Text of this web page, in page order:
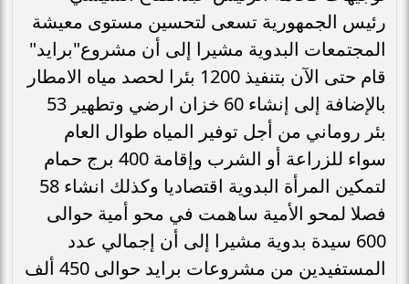
رئيس الجمهورية تسعى لتحسين مستوى معيشة
المجتمعات البدوية مشيرا إلى أن مشروع"برايد"
قام حتى الآن بتنفيذ 1200 بئرا لحصد مياه الامطار
بالإضافة إلى إنشاء 60 خزان ارضي وتطهير 53
بئر روماني من أجل توفير المياه طوال العام
سواء للزراعة أو الشرب وإقامة 400 برج حمام
لتمكين المرأة البدوية اقتصاديا وكذلك انشاء 58
فصلا لمحو الأمية ساهمت في محو أمية حوالى
600 سيدة بدوية مشيرا إلى أن إجمالي عدد
المستفيدين من مشروعات برايد حوالى 450 ألف